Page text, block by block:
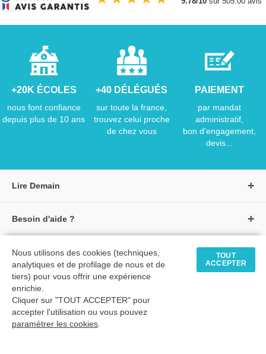
+20K ÉCOLES
nous font confiance
depuis plus de 10 ans
+40 DÉLÉGUÉS
sur toute la france,
trouvez celui proche
de chez vous
PAIEMENT
par mandat
administratif,
bon d'engagement,
devis...
Lire Demain
S'identifier
Créer un compte
★ Avis clients vérifiés
Besoin d'aide ?
Suivre une commande
Modes de paiement
Livraisons et retours
Tarifs négociés
Comment passer commande
Nous contacter
Formulaire de contact
Siège social
Tous nos livres
Livres petite enfance
Livres maternelle
Nous utilisons des cookies (techniques,
analytiques et de profilage de nous et de
tiers) pour vous offrir une expérience
enrichie.
Cliquer sur "TOUT ACCEPTER" pour
accepter l'utilisation ou vous pouvez
paramétrer les cookies.
TOUT
ACCEPTER